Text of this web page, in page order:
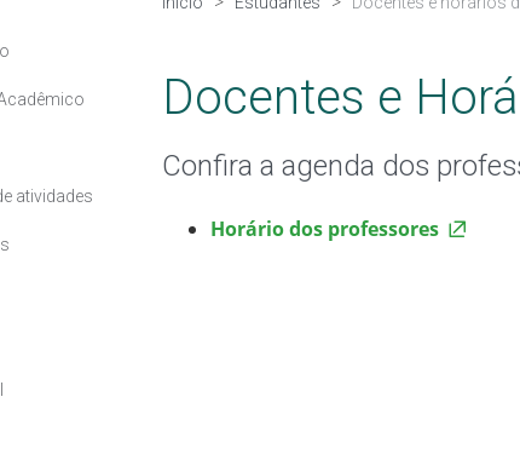
atividades
Docentes e
Confira a agenda dos
Horário dos professores